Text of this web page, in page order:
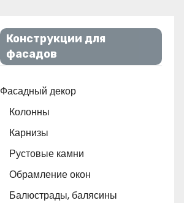
Конструкции для
фасадов
Фасадный декор
Колонны
Карнизы
Рустовые камни
Обрамление окон
Балюстрады, балясины